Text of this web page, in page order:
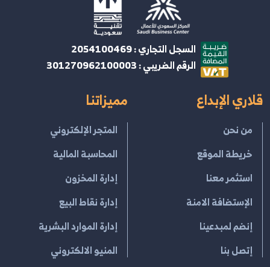
السجل التجاري : 2054100469
الرقم الضريبي : 301270962100003
قلاري الإبداع
من نحن
خريطة الموقع
استثمر معنا
الإستضافة الامنة
إنضم لمبدعينا
إتصل بنا
مميزاتنا
المتجر الإلكتروني
المحاسبة المالية
إدارة المخزون
إدارة نقاط البيع
إدارة الموارد البشرية
المنيو الالكتروني